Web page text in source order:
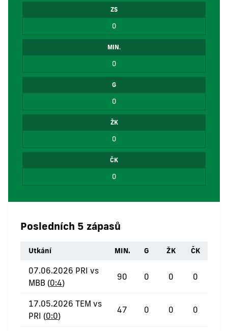
ZS
0
MIN.
0
G
0
ŽK
0
ČK
0
Posledních 5 zápasů
Utkání MIN. G ŽK ČK
07.06.2026 PRI vs
MBB (0:4)
90 0 0 0
17.05.2026 TEM vs
PRI (0:0)
47 0 0 0